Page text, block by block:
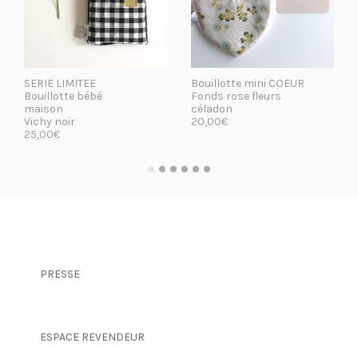
SERIE LIMITEE
Bouillotte bébé
maison
Vichy noir
25,00€
Bouillotte mini COEUR
Fonds rose fleurs
céladon
20,00€
PRESSE
ESPACE REVENDEUR